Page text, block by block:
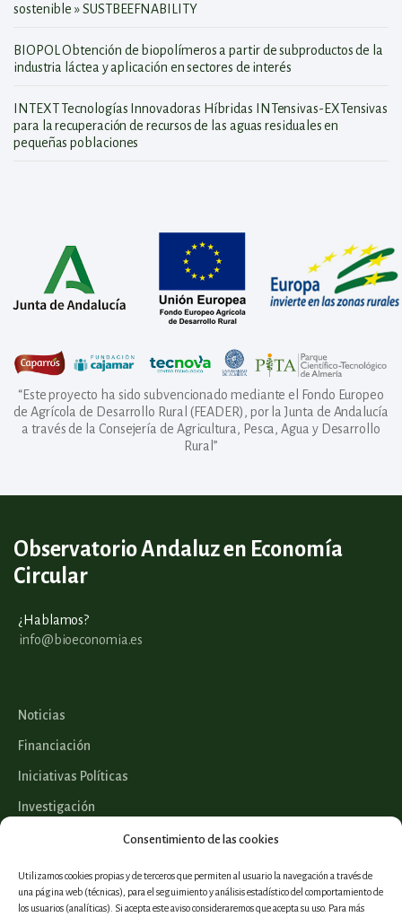
Consentimiento de las cookies
Utilizamos cookies propias y de terceros que permiten al usuario la navegación a través de
una página web (técnicas), para el seguimiento y análisis estadístico del comportamiento de
los usuarios (analíticas). Si acepta este aviso consideraremos que acepta su uso. Para más
sostenible » SUSTBEEFNABILITY
BIOPOL Obtención de biopolímeros a partir de subproductos de la
industria láctea y aplicación en sectores de interés
INTEXT Tecnologías Innovadoras Híbridas INTensivas-EXTensivas
para la recuperación de recursos de las aguas residuales en
pequeñas poblaciones
“Este proyecto ha sido subvencionado mediante el Fondo Europeo
de Agrícola de Desarrollo Rural (FEADER), por la Junta de Andalucía
a través de la Consejería de Agricultura, Pesca, Agua y Desarrollo
Rural”
Observatorio Andaluz en Economía
Circular
¿Hablamos?
info@bioeconomia.es
Noticias
Financiación
Iniciativas Políticas
Investigación
Proyectos